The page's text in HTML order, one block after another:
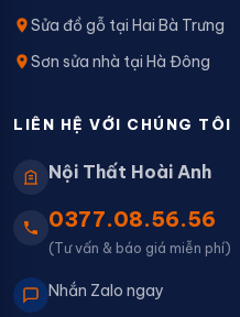
Sửa đồ gỗ tại Hai Bà Trưng
Sơn sửa nhà tại Hà Đông
LIÊN HỆ VỚI CHÚNG TÔI
Nội Thất Hoài Anh
0377.08.56.56
(Tư vấn & báo giá miễn phí)
Nhắn Zalo ngay